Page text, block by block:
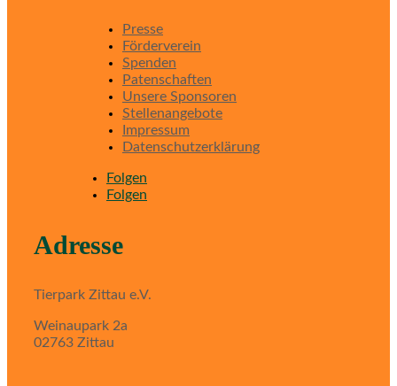
Presse
Förderverein
Spenden
Patenschaften
Unsere Sponsoren
Stellenangebote
Impressum
Datenschutzerklärung
Folgen
Folgen
Adresse
Tierpark Zittau e.V.
Weinaupark 2a
02763 Zittau